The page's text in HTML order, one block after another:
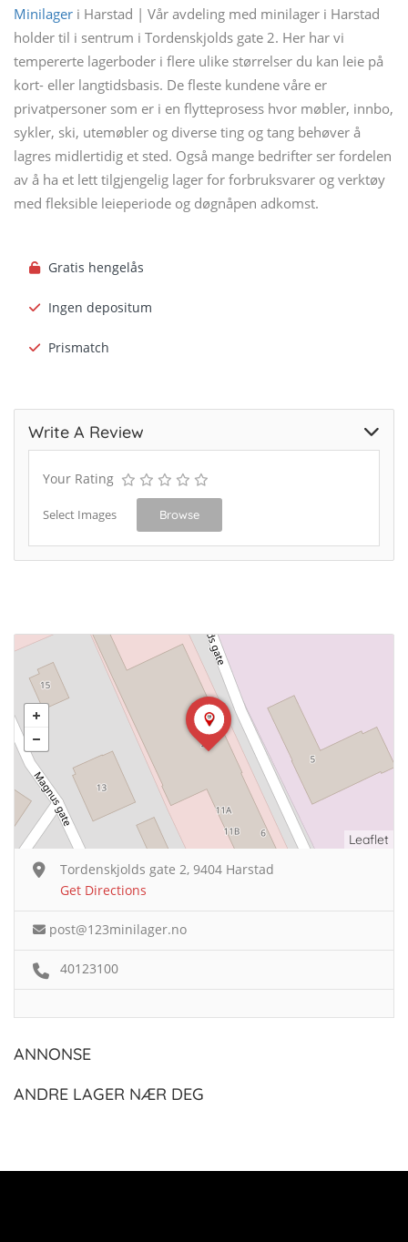
Minilager i Harstad | Vår avdeling med minilager i Harstad
holder til i sentrum i Tordenskjolds gate 2. Her har vi
tempererte lagerboder i flere ulike størrelser du kan leie på
kort- eller langtidsbasis. De fleste kundene våre er
privatpersoner som er i en flytteprosess hvor møbler, innbo,
sykler, ski, utemøbler og diverse ting og tang behøver å
lagres midlertidig et sted. Også mange bedrifter ser fordelen
av å ha et lett tilgjengelig lager for forbruksvarer og verktøy
med fleksible leieperiode og døgnåpen adkomst.
Gratis hengelås
Ingen depositum
Prismatch
Write A Review
Your Rating
Select Images Browse
Leaflet
Tordenskjolds gate 2, 9404 Harstad
Get Directions
post@123minilager.no
40123100
ANNONSE
ANDRE LAGER NÆR DEG